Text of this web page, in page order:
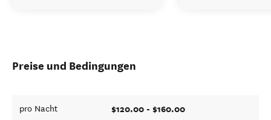
Preise und Bedingungen
pro Nacht $120.00 - $160.00